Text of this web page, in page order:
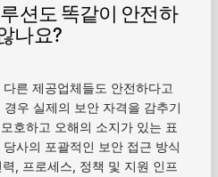
션도 똑같이 안전하
나요?
른 제공업체들도 안전하다고
우 실제의 보안 자격을 감추기
호하고 오해의 소지가 있는 표
사의 포괄적인 보안 접근 방식
, 프로세스, 정책 및 지원 인프